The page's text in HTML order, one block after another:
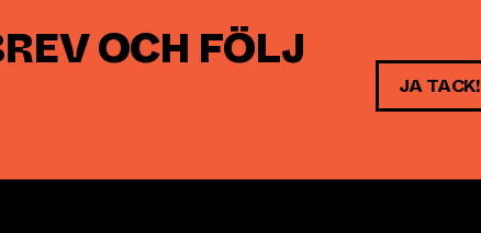
OCH FÖLJ
JA TACK!